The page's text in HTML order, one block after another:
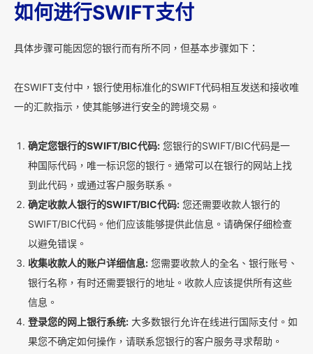
如何进行SWIFT支付
具体步骤可能因您的银行而有所不同，但基本步骤如下：
在SWIFT支付中，银行使用标准化的SWIFT代码相互发送和接收唯
一的汇款指示，使其能够进行安全的跨境交易。
确定您银行的SWIFT/BIC代码: 您银行的SWIFT/BIC代码是一
种国际代码，唯一标识您的银行。通常可以在银行的网站上找
到此代码，或通过客户服务联系。
确定收款人银行的SWIFT/BIC代码: 您还需要收款人银行的
SWIFT/BIC代码。他们应该能够提供此信息。请确保仔细检查
以避免错误。
收集收款人的账户详细信息: 您需要收款人的全名、银行账号、
银行名称，有时还需要银行的地址。收款人应该提供所有这些
信息。
登录您的网上银行系统: 大多数银行允许在线进行国际支付。如
果您不确定如何操作，请联系您银行的客户服务寻求帮助。